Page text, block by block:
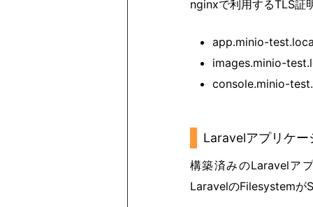
nginxで利用するTLS証
app.minio-
images.minio-
console.minio-
Laravelアプリケー
構築済みのLaravelア
LaravelのFilesystemが